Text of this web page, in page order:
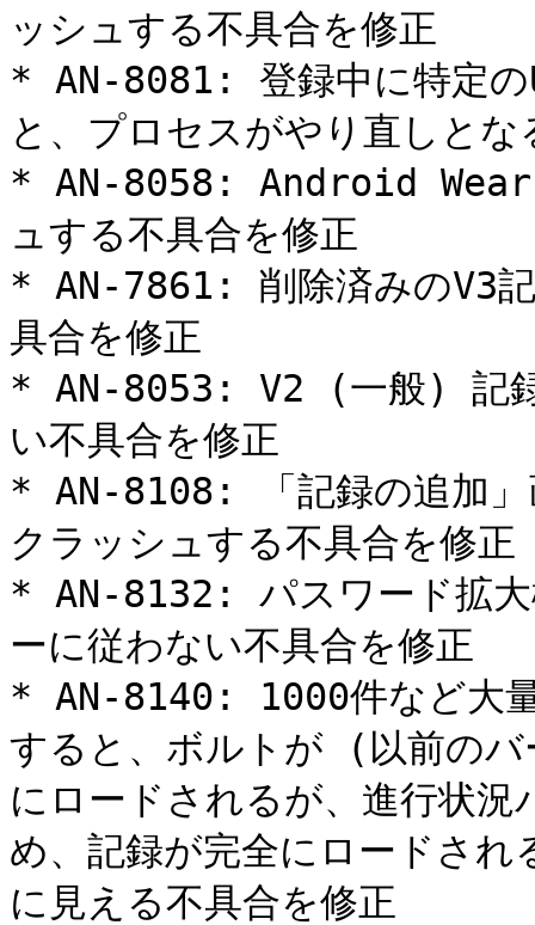
ッシュする不具合を修正
* AN-8081: 登録中に特定
と、プロセスがやり直しとな
* AN-8058: Android Wear
ュする不具合を修正
* AN-7861: 削除済みのV3記
具合を修正
* AN-8053: V2 (一般) 記録
い不具合を修正
* AN-8108: 「記録の追加」
クラッシュする不具合を修正
* AN-8132: パスワード拡大
ーに従わない不具合を修正
* AN-8140: 1000件など大
すると、ボルトが (以前の
にロードされるが、進行状
め、記録が完全にロードさ
に見える不具合を修正